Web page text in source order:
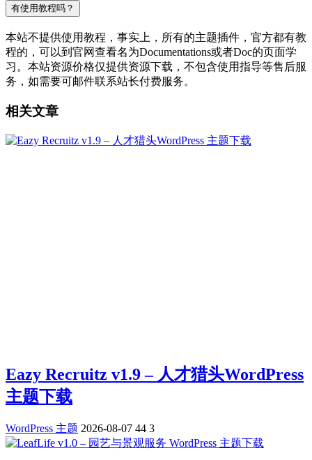
有使用教程吗？
本站不提供使用教程，事实上，所有的主题插件，官方都有教
程的，可以到官网查看名为Documentations或者Doc的页面学
习。本站资源价格仅提供资源下载，不包含使用指导等售后服
务，如需要可邮件联系站长付费服务。
相关文章
Eazy Recruitz v1.9 – 人才猎头WordPress
主题下载
WordPress 主题 2026-08-07 44 3